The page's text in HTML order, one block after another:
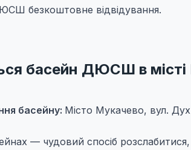
безкоштовне відвідування.
басейн ДЮСШ в місті
басейну: Місто Мукачево, вул.
— чудовий спосіб